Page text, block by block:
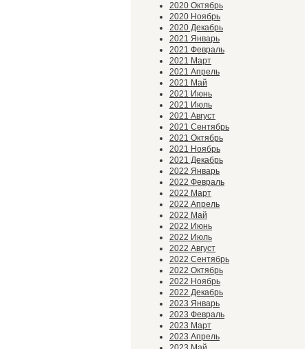
2020 Октябрь
2020 Ноябрь
2020 Декабрь
2021 Январь
2021 Февраль
2021 Март
2021 Апрель
2021 Май
2021 Июнь
2021 Июль
2021 Август
2021 Сентябрь
2021 Октябрь
2021 Ноябрь
2021 Декабрь
2022 Январь
2022 Февраль
2022 Март
2022 Апрель
2022 Май
2022 Июнь
2022 Июль
2022 Август
2022 Сентябрь
2022 Октябрь
2022 Ноябрь
2022 Декабрь
2023 Январь
2023 Февраль
2023 Март
2023 Апрель